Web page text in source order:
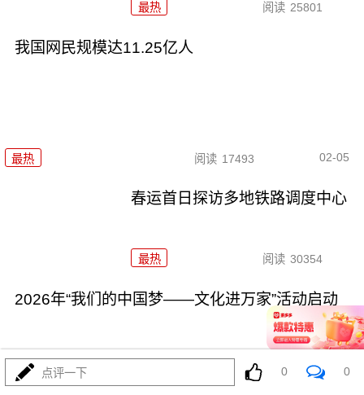
最热 阅读 25801
我国网民规模达11.25亿人
最热 阅读 17493 02-05
春运首日探访多地铁路调度中心
最热 阅读 30354
2026年“我们的中国梦——文化进万家”活动启动
点评一下 0 0